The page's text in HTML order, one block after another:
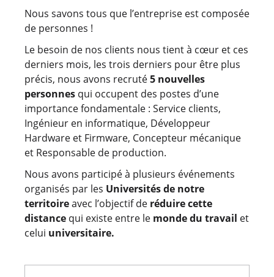
Nous savons tous que l’entreprise est composée
de personnes !
Le besoin de nos clients nous tient à cœur et ces
derniers mois, les trois derniers pour être plus
précis, nous avons recruté5 nouvelles
personnes qui occupent des postes d’une
importance fondamentale : Service clients,
Ingénieur en informatique, Développeur
Hardware et Firmware, Concepteur mécanique
et Responsable de production.
Nous avons participé à plusieurs événements
organisés par les Universités de notre
territoireavec l’objectif de réduire cette
distance qui existe entre le monde du travail et
celui universitaire.